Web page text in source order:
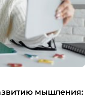
мышления: